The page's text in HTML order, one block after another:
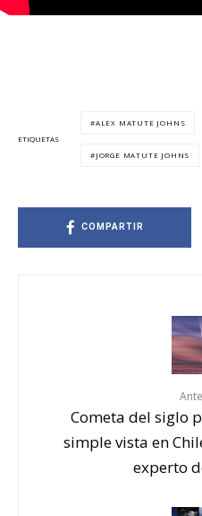
ETIQUETAS
ALEX MATUTE JOHNS
JORGE MATUTE JOHNS
COMPARTIR
Cometa del siglo
simple vista en
experto